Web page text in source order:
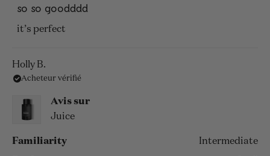
5
sur
5
étoiles
so so goodddd
it’s perfect
Holly B.
Acheteur vérifié
Avis sur
Juice
Familiarity Intermediate